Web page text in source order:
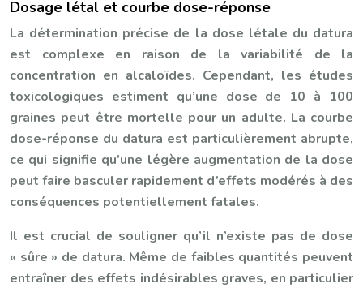
Dosage létal et courbe dose-réponse
La détermination précise de la dose létale du datura
est complexe en raison de la variabilité de la
concentration en alcaloïdes. Cependant, les études
toxicologiques estiment qu’une dose de 10 à 100
graines peut être mortelle pour un adulte. La courbe
dose-réponse du datura est particulièrement abrupte,
ce qui signifie qu’une légère augmentation de la dose
peut faire basculer rapidement d’effets modérés à des
conséquences potentiellement fatales.
Il est crucial de souligner qu’il n’existe pas de dose
« sûre » de datura. Même de faibles quantités peuvent
entraîner des effets indésirables graves, en particulier